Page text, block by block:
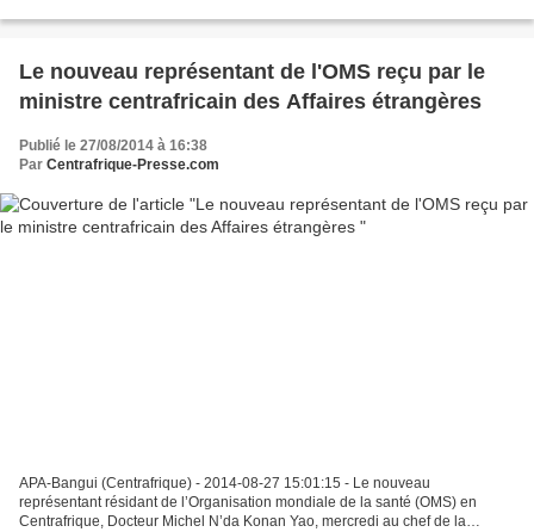
Le nouveau représentant de l'OMS reçu par le
ministre centrafricain des Affaires étrangères
Publié le 27/08/2014 à 16:38
Par Centrafrique-Presse.com
APA-Bangui (Centrafrique) - 2014-08-27 15:01:15 - Le nouveau
représentant résidant de l’Organisation mondiale de la santé (OMS) en
Centrafrique, Docteur Michel N’da Konan Yao, mercredi au chef de la